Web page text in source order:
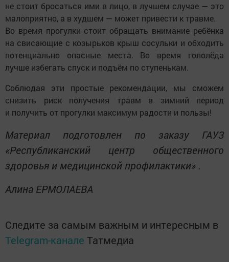
не стоит бросаться ими в лицо, в лучшем случае — это
малоприятно, а в худшем — может привести к травме.
Во время прогулки стоит обращать внимание ребёнка
на свисающие с козырьков крыш сосульки и обходить
потенциально опасные места. Во время гололёда
лучше избегать спуск и подъём по ступенькам.
Соблюдая эти простые рекомендации, мы сможем
снизить риск получения травм в зимний период
и получить от прогулки максимум радости и пользы!
Материал подготовлен по заказу ГАУЗ
«Республиканский центр общественного
здоровья и медицинской профилактики» .
Алина ЕРМОЛАЕВА
Следите за самым важным и интересным в
Telegram-канале Татмедиа